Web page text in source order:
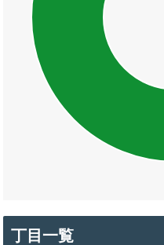
丁目一覧